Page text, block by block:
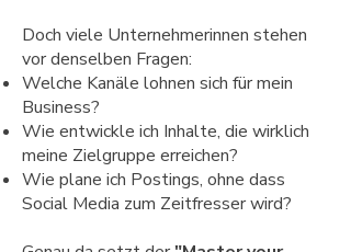
Doch viele Unternehmerinnen stehen
vor denselben Fragen:
Welche Kanäle lohnen sich für mein
Business?
Wie entwickle ich Inhalte, die wirklich
meine Zielgruppe erreichen?
Wie plane ich Postings, ohne dass
Social Media zum Zeitfresser wird?